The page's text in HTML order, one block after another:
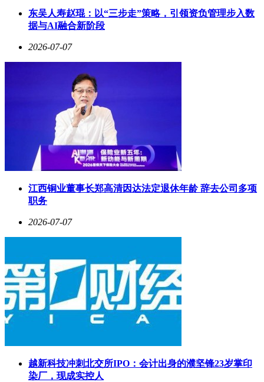
东吴人寿赵琨：以“三步走”策略，引领资负管理步入数
据与AI融合新阶段
2026-07-07
江西铜业董事长郑高清因达法定退休年龄 辞去公司多项
职务
2026-07-07
越新科技冲刺北交所IPO：会计出身的濮坚锋23岁掌印
染厂，现成实控人